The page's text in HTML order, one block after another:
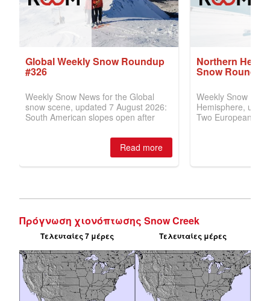
Πρόγνωση χιονόπτωσης Snow Creek
Τελευταίες 7 μέρες Τελευταίες μέρες